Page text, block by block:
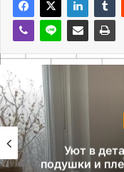
Уют в
подушки и